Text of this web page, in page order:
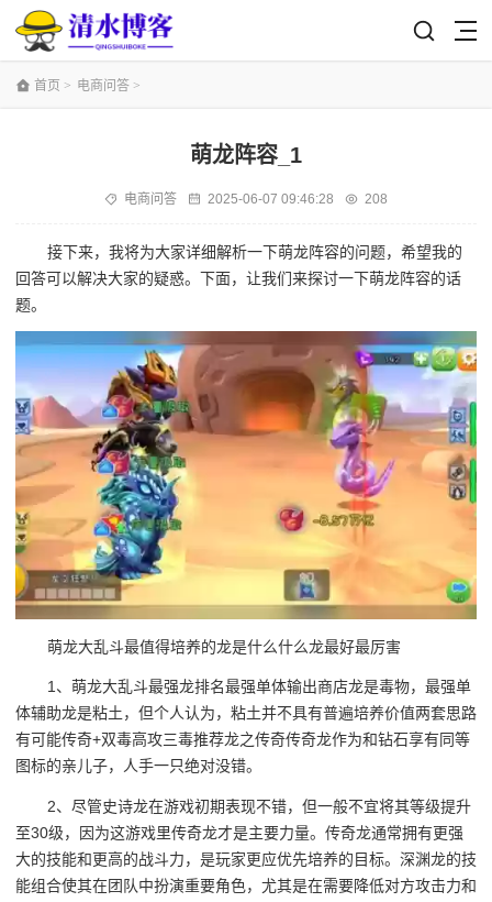
首页 > 电商问答 >
萌龙阵容_1
电商问答 2025-06-07 09:46:28 208
接下来，我将为大家详细解析一下萌龙阵容的问题，希望我的
回答可以解决大家的疑惑。下面，让我们来探讨一下萌龙阵容的话
题。
萌龙大乱斗最值得培养的龙是什么什么龙最好最厉害
1、萌龙大乱斗最强龙排名最强单体输出商店龙是毒物，最强单
体辅助龙是粘土，但个人认为，粘土并不具有普遍培养价值两套思路
有可能传奇+双毒高攻三毒推荐龙之传奇传奇龙作为和钻石享有同等
图标的亲儿子，人手一只绝对没错。
2、尽管史诗龙在游戏初期表现不错，但一般不宜将其等级提升
至30级，因为这游戏里传奇龙才是主要力量。传奇龙通常拥有更强
大的技能和更高的战斗力，是玩家更应优先培养的目标。深渊龙的技
能组合使其在团队中扮演重要角色，尤其是在需要降低对方攻击力和